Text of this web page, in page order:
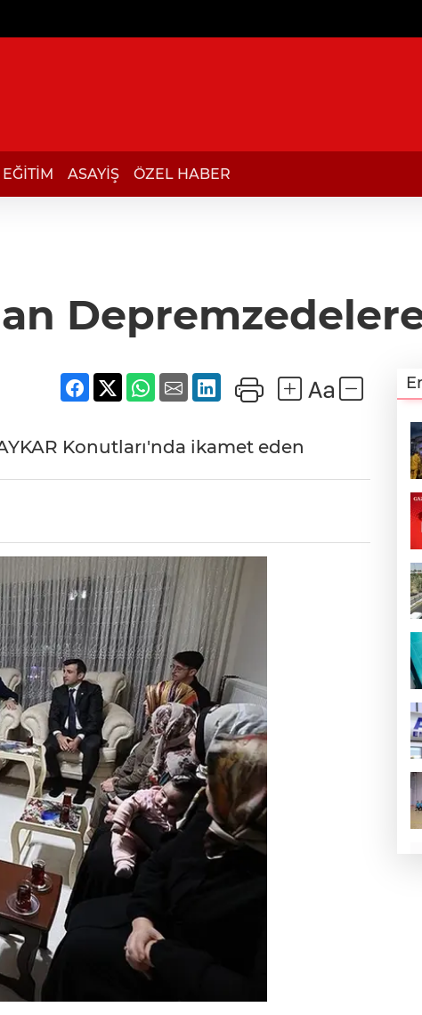
EĞİTİM ASAYİŞ ÖZEL HABER
Konutları'nda ikamet eden